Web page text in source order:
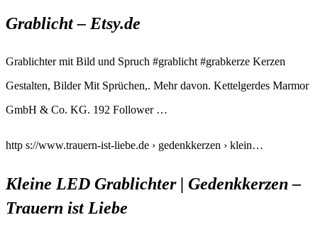
Grablicht – Etsy.de
Grablichter mit Bild und Spruch #grablicht #grabkerze Kerzen
Gestalten, Bilder Mit Sprüchen,. Mehr davon. Kettelgerdes Marmor
GmbH & Co. KG. 192 Follower …
http s://www.trauern-ist-liebe.de › gedenkkerzen › klein…
Kleine LED Grablichter | Gedenkkerzen –
Trauern ist Liebe